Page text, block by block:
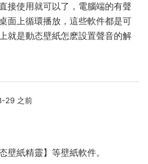
接使用就可以了，電腦端的有聲
面上循環播放，這些軟件都是可
是動态壁紙怎麽設置聲音的解
29 之前
壁紙精靈】等壁紙軟件。